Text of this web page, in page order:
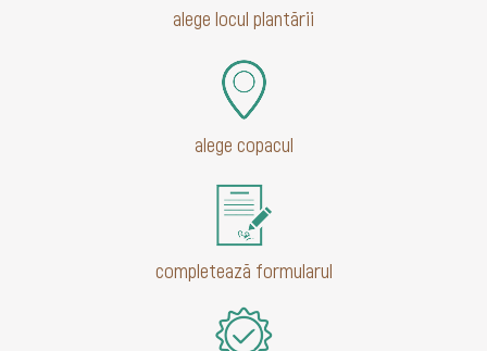
alege locul plantării
alege copacul
completează formularul